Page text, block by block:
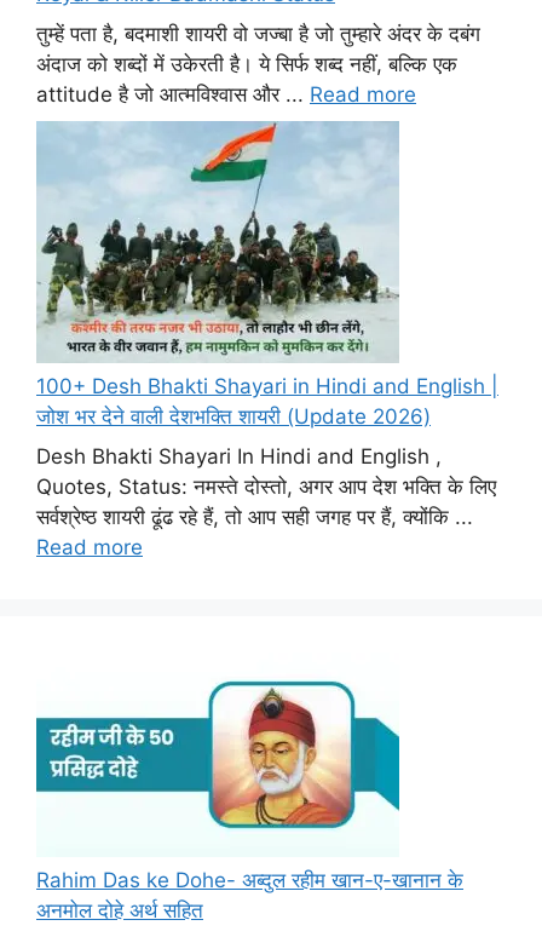
तुम्हें पता है, बदमाशी शायरी वो जज्बा है जो तुम्हारे अंदर के दबंग
अंदाज को शब्दों में उकेरती है। ये सिर्फ शब्द नहीं, बल्कि एक
attitude है जो आत्मविश्वास और ... Read more
100+ Desh Bhakti Shayari in Hindi and English |
जोश भर देने वाली देशभक्ति शायरी (Update 2026)
Desh Bhakti Shayari In Hindi and English ,
Quotes, Status: नमस्ते दोस्तो, अगर आप देश भक्ति के लिए
सर्वश्रेष्ठ शायरी ढूंढ रहे हैं, तो आप सही जगह पर हैं, क्योंकि ...
Read more
Rahim Das ke Dohe- अब्दुल रहीम खान-ए-खानान के
अनमोल दोहे अर्थ सहित